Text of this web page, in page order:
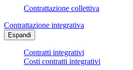
Contrattazione collettiva
Contrattazione integrativa
Espandi
Contratti integrativi
Costi contratti integrativi